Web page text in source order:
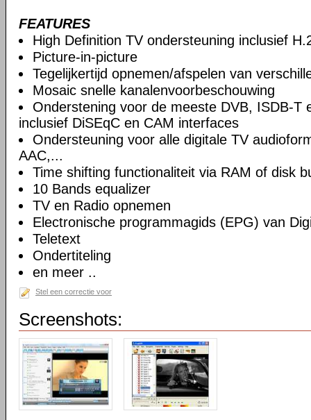
FEATURES
High Definition TV ondersteuning inclusief
Picture-in-picture
Tegelijkertijd opnemen/afspelen van
Mosaic snelle kanalenvoorbeschouwing
Onderstening voor de meeste DVB, ISDB-T
inclusief DiSEqC en CAM interfaces
Ondersteuning voor alle digitale TV
AAC,...
Time shifting functionaliteit via RAM of disk
10 Bands equalizer
TV en Radio opnemen
Electronische programmagids (EPG) van
Teletext
Ondertiteling
en meer ..
Stel een correctie voor
Screenshots: